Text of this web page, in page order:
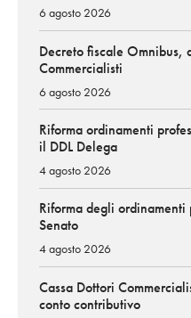
6 agosto 2026
Decreto fiscale Omnibus,
Commercialisti
6 agosto 2026
Riforma ordinamenti
il DDL Delega
4 agosto 2026
Riforma degli
Senato
4 agosto 2026
Cassa Dottori
conto contributivo